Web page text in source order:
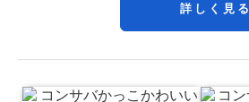
詳しく見る